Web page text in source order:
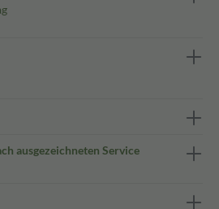
ausgezeichneten Service